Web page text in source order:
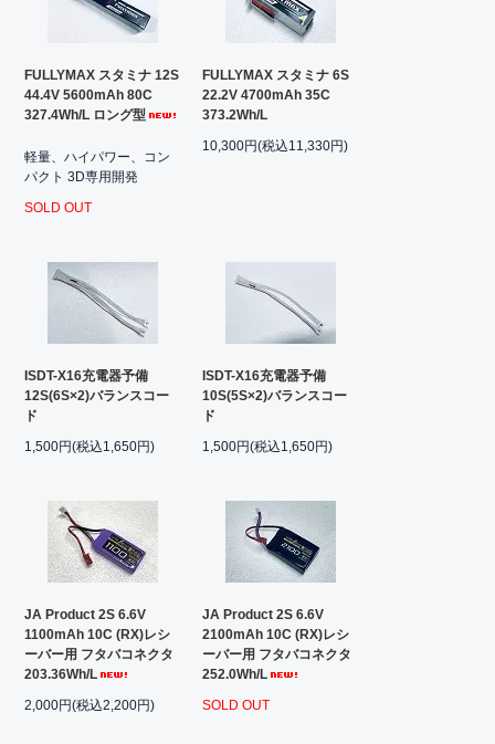
FULLYMAX スタミナ 12S
44.4V 5600mAh 80C
327.4Wh/L ロング型
軽量、ハイパワー、コン
パクト 3D専用開発
SOLD OUT
FULLYMAX スタミナ 6S
22.2V 4700mAh 35C
373.2Wh/L
10,300円(税込11,330円)
ISDT-X16充電器予備
12S(6S×2)バランスコー
ド
1,500円(税込1,650円)
ISDT-X16充電器予備
10S(5S×2)バランスコー
ド
1,500円(税込1,650円)
JA Product 2S 6.6V
1100mAh 10C (RX)レシ
ーバー用 フタバコネクタ
203.36Wh/L
2,000円(税込2,200円)
JA Product 2S 6.6V
2100mAh 10C (RX)レシ
ーバー用 フタバコネクタ
252.0Wh/L
SOLD OUT